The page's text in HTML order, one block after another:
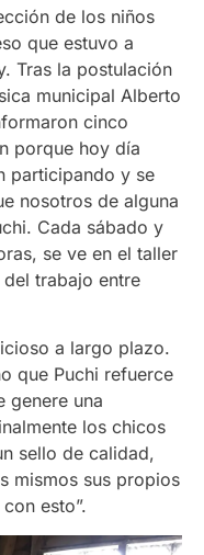
de los niños
que estuvo a
Tras la postulación
municipal Alberto
cinco
porque hoy día
participando y se
nosotros de alguna
Cada sábado y
se ve en el taller
trabajo entre
a largo plazo.
que Puchi refuerce
genere una
los chicos
sello de calidad,
mismos sus propios
esto”.